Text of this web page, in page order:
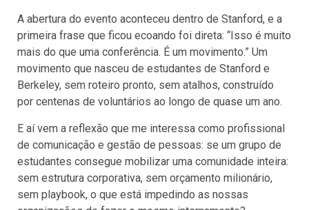
A abertura do evento aconteceu dentro de Stanford, e a
primeira frase que ficou ecoando foi direta: “Isso é muito
mais do que uma conferência. É um movimento.” Um
movimento que nasceu de estudantes de Stanford e
Berkeley, sem roteiro pronto, sem atalhos, construído
por centenas de voluntários ao longo de quase um ano.
E aí vem a reflexão que me interessa como profissional
de comunicação e gestão de pessoas: se um grupo de
estudantes consegue mobilizar uma comunidade inteira:
sem estrutura corporativa, sem orçamento milionário,
sem playbook, o que está impedindo as nossas